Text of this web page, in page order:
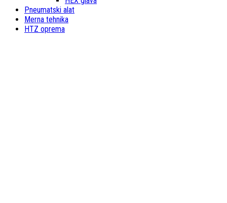
Pneumatski alat
Merna tehnika
HTZ oprema